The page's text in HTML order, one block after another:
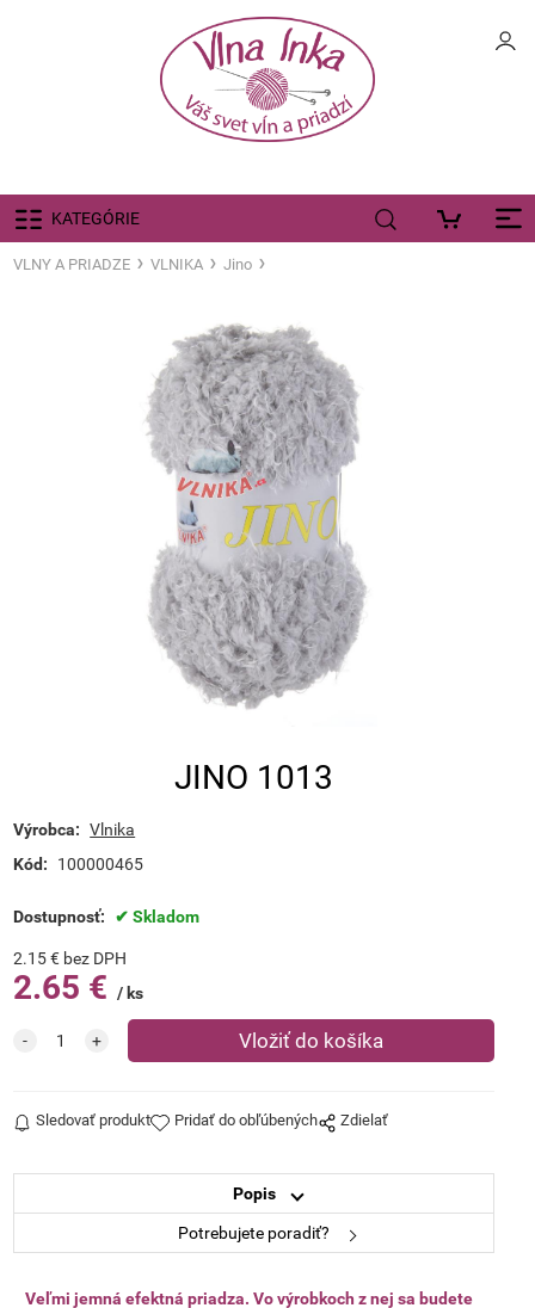
KATEGÓRIE
VLNY A PRIADZE VLNIKA Jino
JINO 1013
Výrobca: Vlnika
Kód:
100000465
Dostupnosť: Skladom
2.15€ bez DPH
2.65 € ks
Sledovať produkt Pridať do obľúbených Zdielať
Popis
Potrebujete poradiť?
Veľmi jemná efektná priadza. Vo výrobkoch z nej sa budete